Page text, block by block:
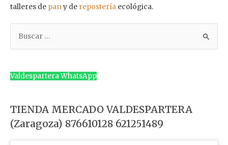
talleres de pany de repostería ecológica.
c
p
o
r
Valdespartera WhatsApp
TIENDA MERCADO VALDESPARTERA
(Zaragoza) 876610128 621251489